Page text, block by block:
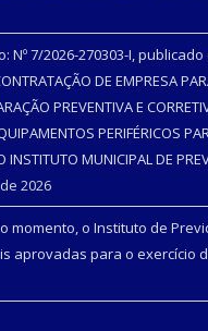
Nº 7/2026-270303-I, publicado
DE EMPRESA
PREVENTIVA E
PERIFÉRICOS
INSTITUTO MUNICIPAL DE
2026
momento, o Instituto de
aprovadas para o exercício